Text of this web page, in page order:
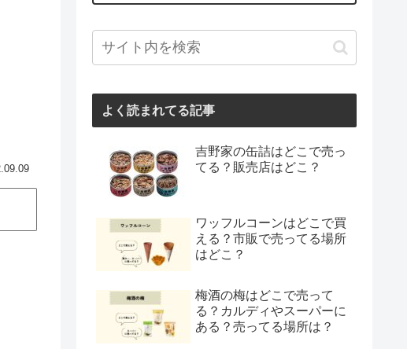
よく読まれてる記事
吉野家の缶詰はどこで売っ
てる？販売店はどこ？
ワッフルコーンはどこで買
える？市販で売ってる場所
はどこ？
梅酒の梅はどこで売って
る？カルディやスーパーに
ある？売ってる場所は？